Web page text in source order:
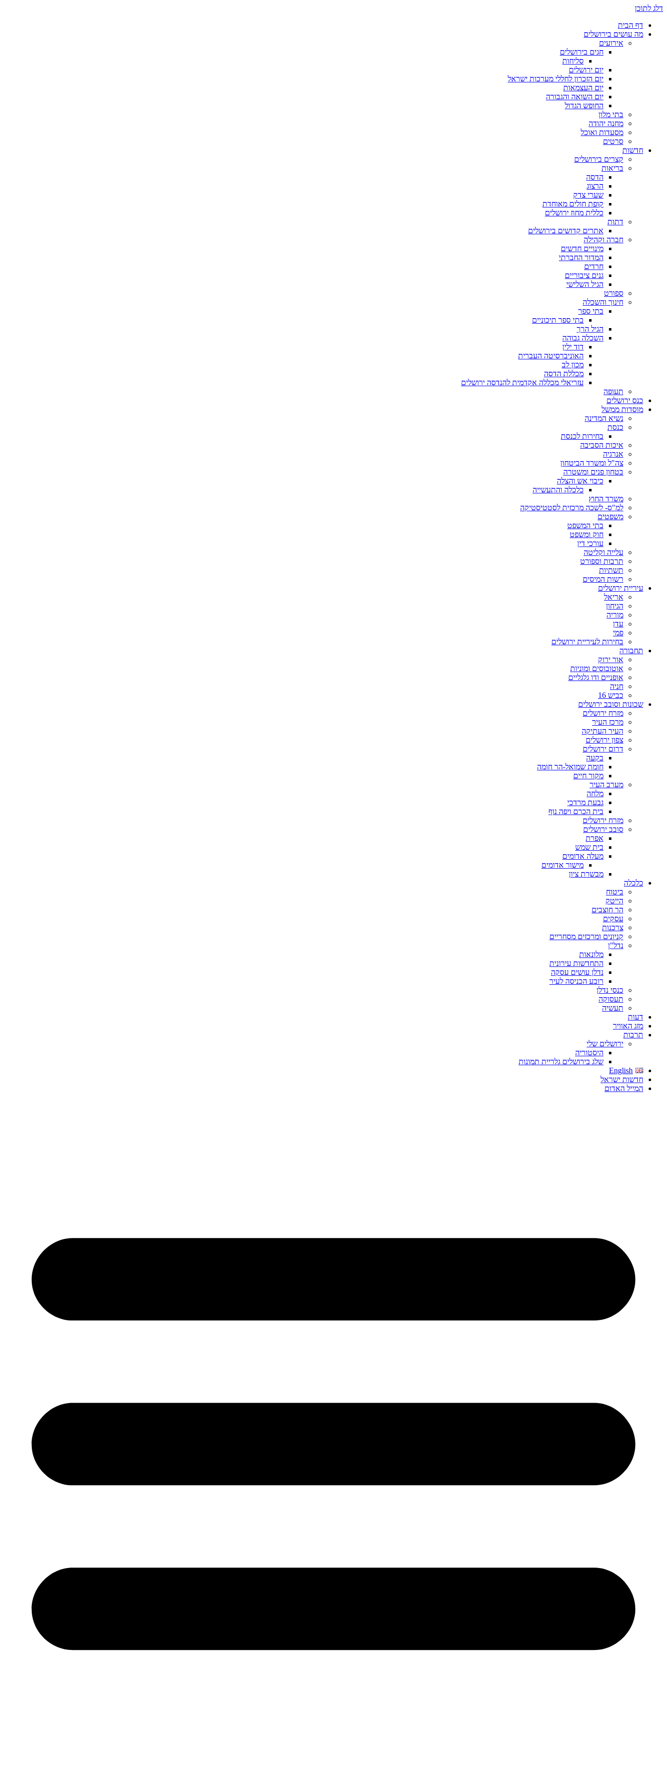
דלג לתוכן
דף הבית
מה עושים בירושלים
אירועים
חגים בירושלים
סליחות
יום ירושלים
יום הזכרון לחללי מערכות ישראל
יום העצמאות
יום השואה והגבורה
החופש הגדול
בתי מלון
מחנה יהודה
מסעדות ואוכל
סרטים
חדשות
קצרים בירושלים
בריאות
הדסה
הרצוג
שערי צדק
קופת חולים מאוחדת
כללית מחוז ירושלים
דתות
אתרים קדושים בירושלים
חברה וקהילה
מינויים חדשים
המדור החברתי
חרדים
גנים ציבוריים
הגיל השלישי
ספורט
חינוך והשכלה
בתי ספר
בתי ספר תיכוניים
הגיל הרך
השכלה גבוהה
דוד ילין
האוניברסיטה העברית
מכון לב
מכללת הדסה
עזריאלי מכללה אקדמית להנדסה ירושלים
תעופה
כנס ירושלים
מוסדות ממשל
נשיא המדינה
כנסת
בחירות לכנסת
איכות הסביבה
אנרגיה
צה"ל ומשרד הביטחון
בטחון פנים ומשטרה
כיבוי אש והצלה
כלכלה והתעשייה
משרד החוץ
למ"ס- לשכה מרכזית לסטטיסטיקה
משפטים
בתי המשפט
חוק ומשפט
עורכי דין
עלייה וקליטה
תרבות וספורט
תשתיות
רשות המיסים
עיריית ירושלים
אריאל
הגיחון
מוריה
עדן
פמי
בחירות לעיריית ירושלים
תחבורה
אור ירוק
אוטובוסים ומוניות
אופניים ודו גלגליים
חניה
כביש 16
שכונות וסובב ירושלים
מזרח ירושלים
מרכז העיר
העיר העתיקה
צפון ירושלים
דרום ירושלים
בקעה
חומת שמואל-הר חומה
מקור חיים
מערב העיר
מלחה
גבעת מרדכי
בית הכרם ויפה נוף
מזרח ירושלים
סובב ירושלים
אפרת
בית שמש
מעלה אדומים
מישור אדומים
מבשרת ציון
כלכלה
ביטוח
הייטק
הר חוצבים
עסקים
צרכנות
קניונים ומרכזים מסחריים
נדל"ן
מלונאות
התחדשות עירונית
נדלן עושים עסקה
רובע הכניסה לעיר
כנסי נדלן
תעסוקה
תעשיה
דעות
מזג האוויר
תרבות
ירושלים שלי
היסטוריה
שלג בירושלים גלריית תמונות
English
חדשות ישראל
המייל האדום